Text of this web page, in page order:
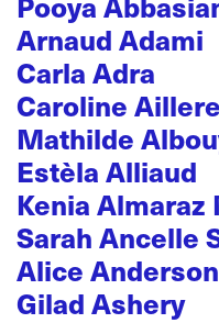
Arnaud Adami
Carla Adra
Caroline
Mathilde
Estèla Alliaud
Kenia
Sarah Ancelle
Alice Anderson
Gilad Ashery